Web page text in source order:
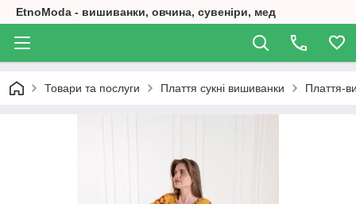
EtnoModa - вишиванки, овчина, сувеніри, мед
Товари та послуги Плаття сукні вишиванки Плаття-